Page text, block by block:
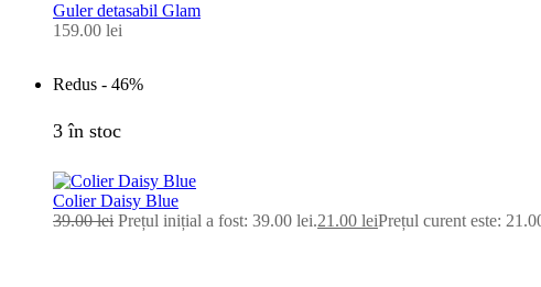
Guler detasabil Glam
159.00 lei
Redus - 46%
3 în stoc
Colier Daisy Blue
39.00lei Prețul inițial a fost: 39.00 lei.21.00 leiPrețul curent este: